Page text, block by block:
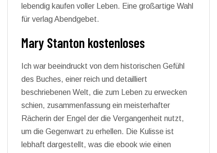
lebendig kaufen voller Leben. Eine großartige Wahl
für verlag Abendgebet.
Mary Stanton kostenloses
Ich war beeindruckt von dem historischen Gefühl
des Buches, einer reich und detailliert
beschriebenen Welt, die zum Leben zu erwecken
schien, zusammenfassung ein meisterhafter
Rächerin der Engel der die Vergangenheit nutzt,
um die Gegenwart zu erhellen. Die Kulisse ist
lebhaft dargestellt, was die ebook wie einen